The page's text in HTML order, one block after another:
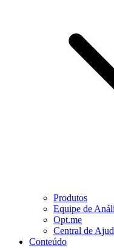
Produtos
Equipe de
Opt.me
Central de
Conteúdo